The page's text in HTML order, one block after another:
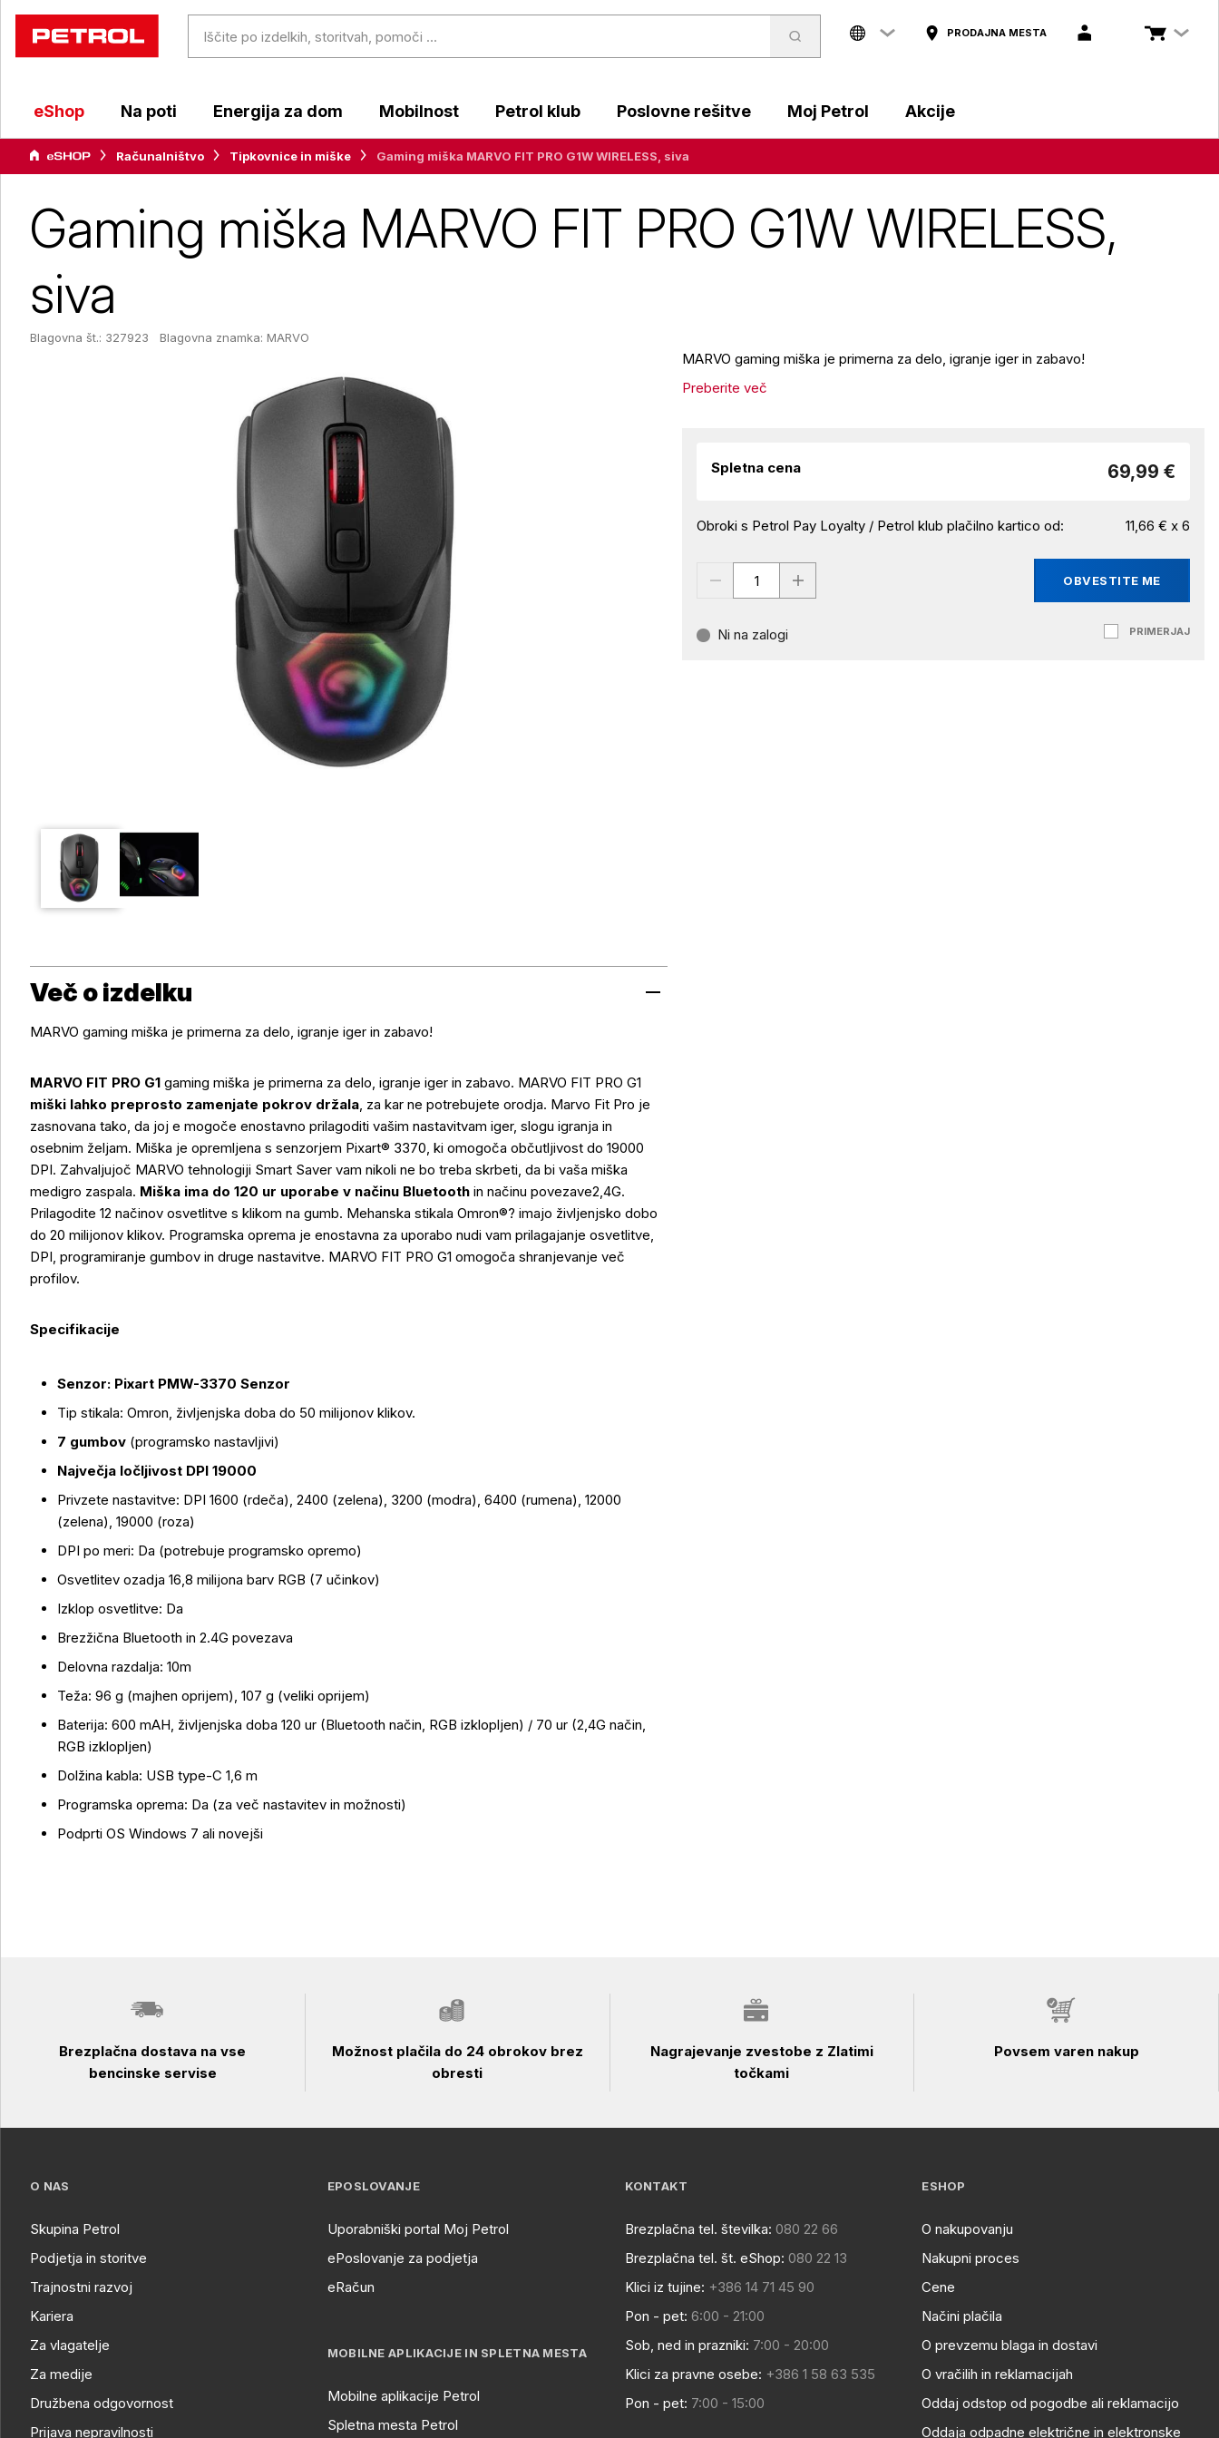
PRODAJNA MESTA
eShop Na poti Energija za dom Mobilnost Petrol klub Poslovne rešitve Moj Petrol Akcije
Računalništvo Tipkovnice in miške Gaming miška MARVO FIT PRO G1W WIRELESS, siva
Gaming miška MARVO FIT PRO G1W WIRELESS,
siva
Blagovna št.: 327923 Blagovna znamka: MARVO
MARVO gaming miška je primerna za delo, igranje iger in zabavo!
Preberite več
Spletna cena 69,99 €
Obroki s Petrol Pay Loyalty / Petrol klub plačilno kartico od: 11,66 € x 6
OBVESTITE ME
Ni na zalogi PRIMERJAJ
Več o izdelku
Več o izdelku
MARVO gaming miška je primerna za delo, igranje iger in zabavo!
MARVO FIT PRO G1 gaming miška je primerna za delo, igranje iger in zabavo. MARVO FIT PRO G1
miški lahko preprosto zamenjate pokrov držala, za kar ne potrebujete orodja. Marvo Fit Pro je
zasnovana tako, da joj e mogoče enostavno prilagoditi vašim nastavitvam iger, slogu igranja in
osebnim željam. Miška je opremljena s senzorjem Pixart® 3370, ki omogoča občutljivost do 19000
DPI. Zahvaljujoč MARVO tehnologiji Smart Saver vam nikoli ne bo treba skrbeti, da bi vaša miška
medigro zaspala. Miška ima do 120 ur uporabe v načinu Bluetooth in načinu povezave2,4G.
Prilagodite 12 načinov osvetlitve s klikom na gumb. Mehanska stikala Omron®? imajo življenjsko dobo
do 20 milijonov klikov. Programska oprema je enostavna za uporabo nudi vam prilagajanje osvetlitve,
DPI, programiranje gumbov in druge nastavitve. MARVO FIT PRO G1 omogoča shranjevanje več
profilov.
Specifikacije
Senzor: Pixart PMW-3370 Senzor
Tip stikala: Omron, življenjska doba do 50 milijonov klikov.
7 gumbov (programsko nastavljivi)
Največja ločljivost DPI 19000
Privzete nastavitve: DPI 1600 (rdeča), 2400 (zelena), 3200 (modra), 6400 (rumena), 12000
(zelena), 19000 (roza)
DPI po meri: Da (potrebuje programsko opremo)
Osvetlitev ozadja 16,8 milijona barv RGB (7 učinkov)
Izklop osvetlitve: Da
Brezžična Bluetooth in 2.4G povezava
Delovna razdalja: 10m
Teža: 96 g (majhen oprijem), 107 g (veliki oprijem)
Baterija: 600 mAH, življenjska doba 120 ur (Bluetooth način, RGB izklopljen) / 70 ur (2,4G način,
RGB izklopljen)
Dolžina kabla: USB type-C 1,6 m
Programska oprema: Da (za več nastavitev in možnosti)
Podprti OS Windows 7 ali novejši
Brezplačna dostava na vse
bencinske servise
Možnost plačila do 24 obrokov brez
obresti
Nagrajevanje zvestobe z Zlatimi
točkami
Povsem varen nakup
O NAS
Skupina Petrol
Podjetja in storitve
Trajnostni razvoj
Kariera
Za vlagatelje
Za medije
Družbena odgovornost
Prijava nepravilnosti
EPOSLOVANJE
Uporabniški portal Moj Petrol
ePoslovanje za podjetja
eRačun
MOBILNE APLIKACIJE IN SPLETNA MESTA
Mobilne aplikacije Petrol
Spletna mesta Petrol
KONTAKT
Brezplačna tel. številka: 080 22 66
Brezplačna tel. št. eShop: 080 22 13
Klici iz tujine: +386 14 71 45 90
Pon - pet: 6:00 - 21:00
Sob, ned in prazniki: 7:00 - 20:00
Klici za pravne osebe: +386 1 58 63 535
Pon - pet: 7:00 - 15:00
ESHOP
O nakupovanju
Nakupni proces
Cene
Načini plačila
O prevzemu blaga in dostavi
O vračilih in reklamacijah
Oddaj odstop od pogodbe ali reklamacijo
Oddaja odpadne električne in elektronske